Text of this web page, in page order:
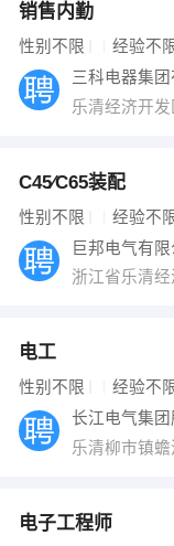
销售内勤
性别不限 经验不
三科电器集团
乐清经济开
C45∕C65装配
性别不限 经验不
巨邦电气有限
浙江省乐清
电工
性别不限 经验不
长江电气集团
乐清柳市镇蟾
电子工程师